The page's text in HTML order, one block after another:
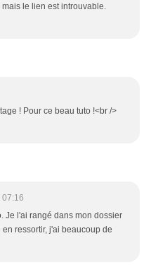
le lien est introuvable.
! Pour ce beau tuto !<br />
07:16
Je l'ai rangé dans mon dossier
en ressortir, j'ai beaucoup de